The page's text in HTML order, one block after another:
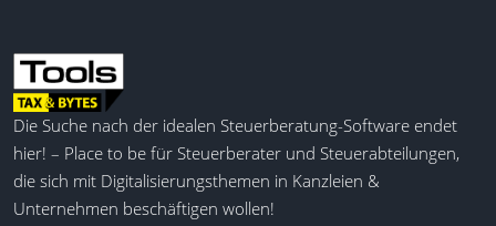
Die Suche nach der idealen Steuerberatung-Software endet
hier! – Place to be für Steuerberater und Steuerabteilungen,
die sich mit Digitalisierungsthemen in Kanzleien &
Unternehmen beschäftigen wollen!